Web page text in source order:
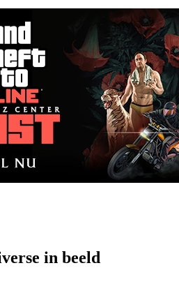
in beeld